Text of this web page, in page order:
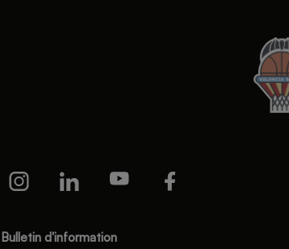
Bulletin d'information